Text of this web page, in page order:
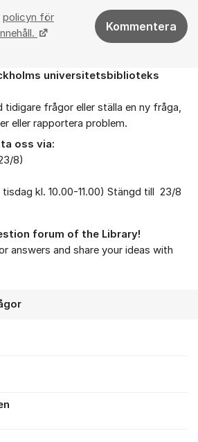
policyn för
Kommentera
universitetsbiblioteks
tidigare frågor eller ställa en ny fråga,
eller rapportera problem.
oss via:
8)
kl. 10.00-11.00) Stängd till 23/8
forum of the Library!
answers and share your ideas with